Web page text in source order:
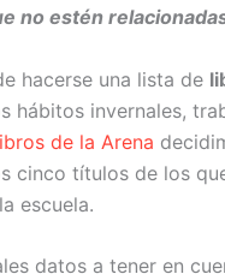
no estén
hacerse una lista de
hábitos invernales,
de la Arena
cinco títulos de los
escuela.
datos a tener en